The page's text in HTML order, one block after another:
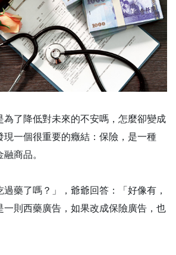
為了降低對未來的不安嗎，怎麼卻變成
現一個很重要的癥結：保險，是一種
商品。
藥了嗎？」，爺爺回答：「好像有，
一則西藥廣告，如果改成保險廣告，也